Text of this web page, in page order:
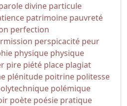
divine particule
patrimoine pauvreté
perfection
perspicacité peur
physique physique
pire piété place plagiat
plénitude poitrine politesse
polémique
poète poésie pratique